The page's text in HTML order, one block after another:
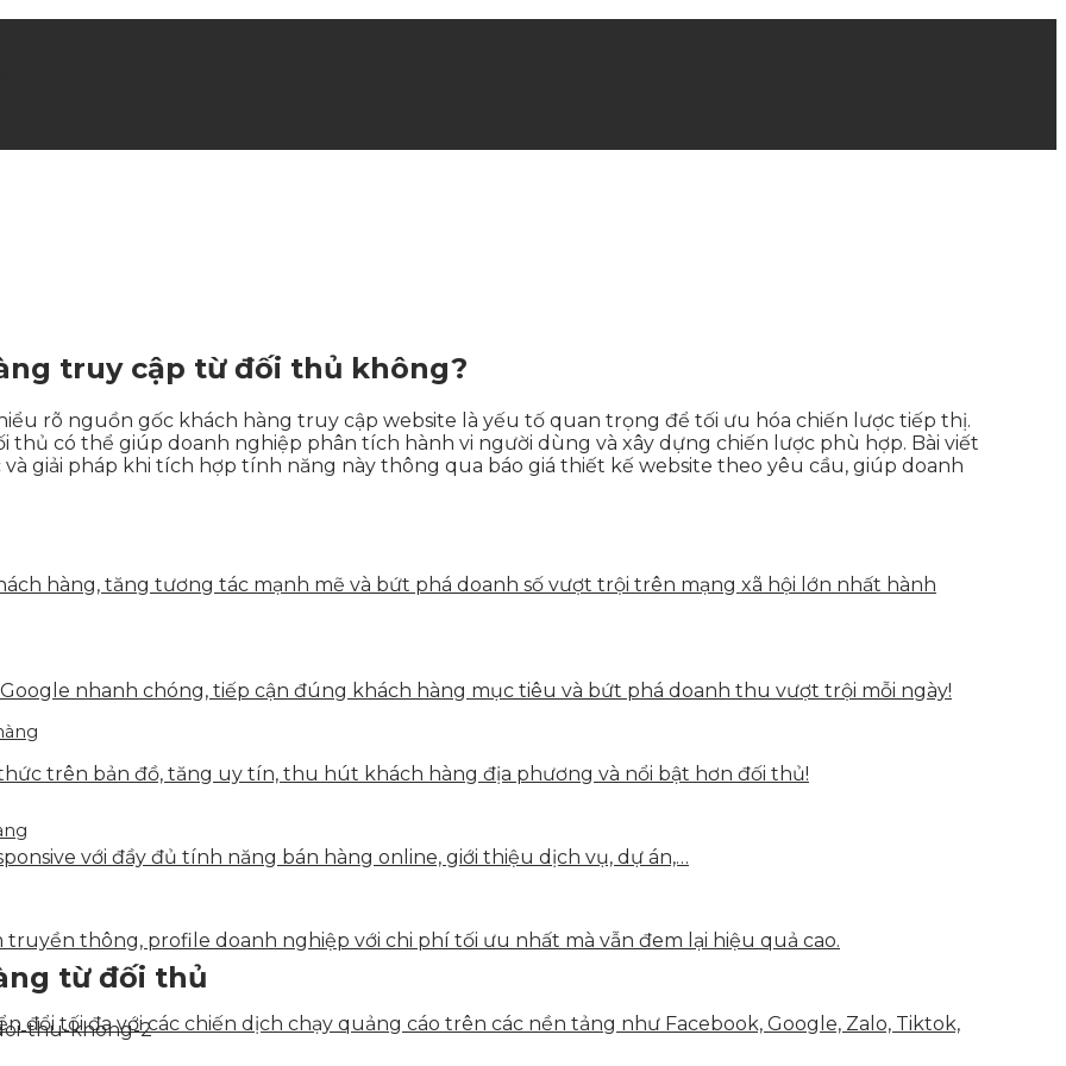
hàng, tăng tương tác mạnh mẽ và bứt phá doanh số vượt trội trên mạng xã hội lớn nhất hành
nhanh chóng, tiếp cận đúng khách hàng mục tiêu và bứt phá doanh thu vượt trội mỗi ngày!
trên bản đồ, tăng uy tín, thu hút khách hàng địa phương và nổi bật hơn đối thủ!
với đầy đủ tính năng bán hàng online, giới thiệu dịch vụ, dự án,…
thông, profile doanh nghiệp với chi phí tối ưu nhất mà vẫn đem lại hiệu quả cao.
đổi tối đa với các chiến dịch chạy quảng cáo trên các nền tảng như Facebook, Google, Zalo, Tiktok,
truy cập từ đối thủ không?
rõ nguồn gốc khách hàng truy cập website là yếu tố quan trọng để tối ưu hóa chiến lược tiếp thị.
có thể giúp doanh nghiệp phân tích hành vi người dùng và xây dựng chiến lược phù hợp. Bài viết
giải pháp khi tích hợp tính năng này thông qua báo giá thiết kế website theo yêu cầu, giúp doanh
từ đối thủ